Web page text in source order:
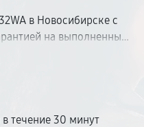
в Новосибирске с
на выполненные
Используем
современное
— без
в течение 30 минут